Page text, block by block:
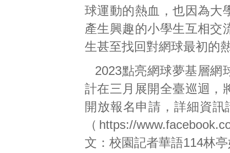
球運動的熱血，也因為大
產生興趣的小學生互相交
生甚至找回對網球最初的
2023點亮網球夢基層網
計在三月展開全臺巡迴，
開放報名申請，詳細資
（ https://
文：校園記者華語114林